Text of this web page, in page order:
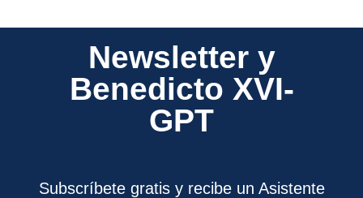
Newsletter y
Benedicto XVI-
GPT
Subscríbete gratis y recibe un Asistente